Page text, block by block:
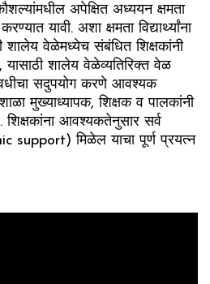
अपेक्षित अध्ययन क्षमता
यावी. अशा क्षमता विद्यार्थ्यांना
शालेय वेळेमध्येच संबंधित शिक्षकांनी
यासाठी शालेय वेळेव्यतिरिक्त वेळ
सदुपयोग करणे आवश्यक
मुख्याध्यापक, शिक्षक व पालकांनी
शिक्षकांना आवश्यकतेनुसार सर्व
support) मिळेल याचा पूर्ण प्रयत्न